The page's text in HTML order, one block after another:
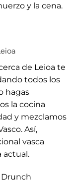
y la cena.
de Leioa te
todos los
hagas
la cocina
y mezclamos
Así,
vasca
actual.
Drunch